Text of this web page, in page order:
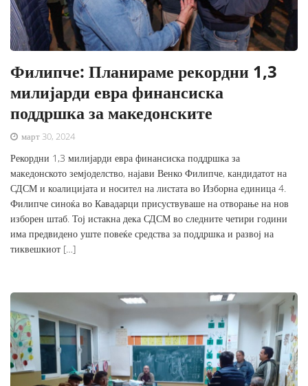
Филипче: Планираме рекордни 1,3
милијарди евра финансиска
поддршка за македонските
март 30, 2024
Рекордни 1,3 милијарди евра финансиска поддршка за
македонското земјоделство, најави Венко Филипче, кандидатот на
СДСМ и коалицијата и носител на листата во Изборна единица 4.
Филипче синоќа во Кавадарци присуствуваше на отворање на нов
изборен штаб. Тој истакна дека СДСМ во следните четири години
има предвидено уште повеќе средства за поддршка и развој на
тиквешкиот […]